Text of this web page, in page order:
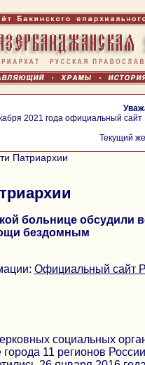
2021 года официальный
Текущий
Патриархии
больнице обсудили
бездомным
Официальный сайт
социальных
11 регионов